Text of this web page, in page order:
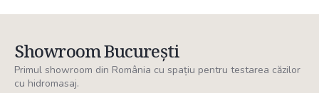
Showroom București
Primul showroom din România cu spațiu pentru testarea căzilor
cu hidromasaj.